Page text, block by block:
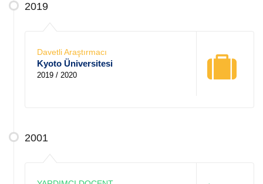
2019
Davetli Araştırmacı
Kyoto Üniversitesi
2019 / 2020
2001